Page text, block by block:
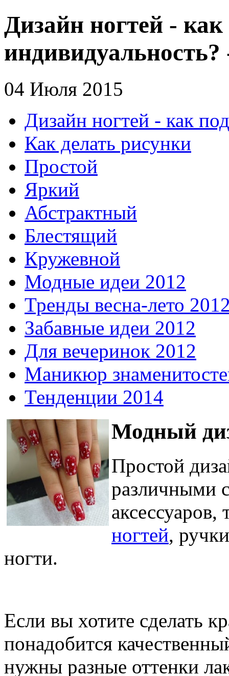
Дизайн ногтей -
04 Июля 2015
Дизайн ногтей - как
Как делать рисунки
Простой
Яркий
Абстрактный
Блестящий
Кружевной
Модные идеи 2012
Тренды весна-лето
Забавные идеи 2012
Для вечеринок 2012
Маникюр
Тенденции 2014
Модный
Простой
различными
ногтей,
ногти.
Если вы хотите сделать
понадобится
нужны разные оттенки